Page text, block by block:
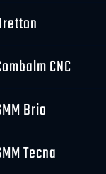
CNC
Brio
Tecna